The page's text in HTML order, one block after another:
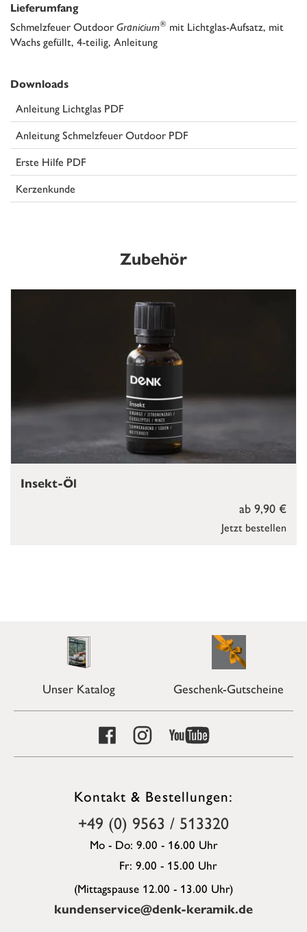
Lieferumfang
Schmelzfeuer OutdoorGranicium® mit Lichtglas-Aufsatz, mit
Wachs gefüllt, 4-teilig, Anleitung
Downloads
Anleitung Lichtglas PDF
Anleitung Schmelzfeuer Outdoor PDF
Erste Hilfe PDF
Kerzenkunde
Zubehör
Jetzt bestellen
ab 9,90 €
Insekt-Öl
Unser Katalog Geschenk-Gutscheine
Kontakt & Bestellungen:
+49 (0) 9563 / 513320
Mo - Do: 9.00 - 16.00 Uhr
Fr: 9.00 - 15.00 Uhr
(Mittagspause 12.00 - 13.00 Uhr)
kundenservice@denk-keramik.de